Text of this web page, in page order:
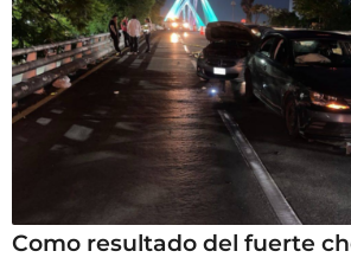
Como resultado del fuerte